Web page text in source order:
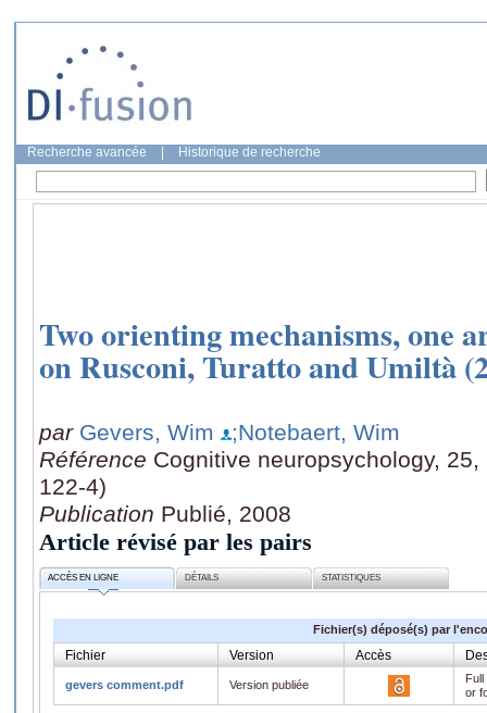
Recherche avancée Historique de recherche
Two orienting mechanisms, one
on Rusconi, Turatto and Umiltà
par Gevers, Wim
;Notebaert, Wim
Référence Cognitive neuropsychology,
122-4)
Publication Publié, 2008
Article révisé par les pairs
ACCÈS EN LIGNE DÉTAILS STATISTIQUES
Fichier(s) déposé(s) par
Fichier Version Accès
gevers comment.pdf Version publiée
or